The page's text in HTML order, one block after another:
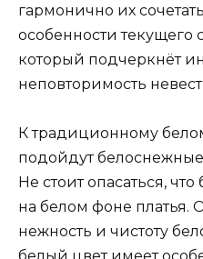
гармонично их
особенности текущего
который подчеркнёт
неповторимость
К традиционному
подойдут
Не стоит опасаться,
на белом фоне
нежность и чистоту